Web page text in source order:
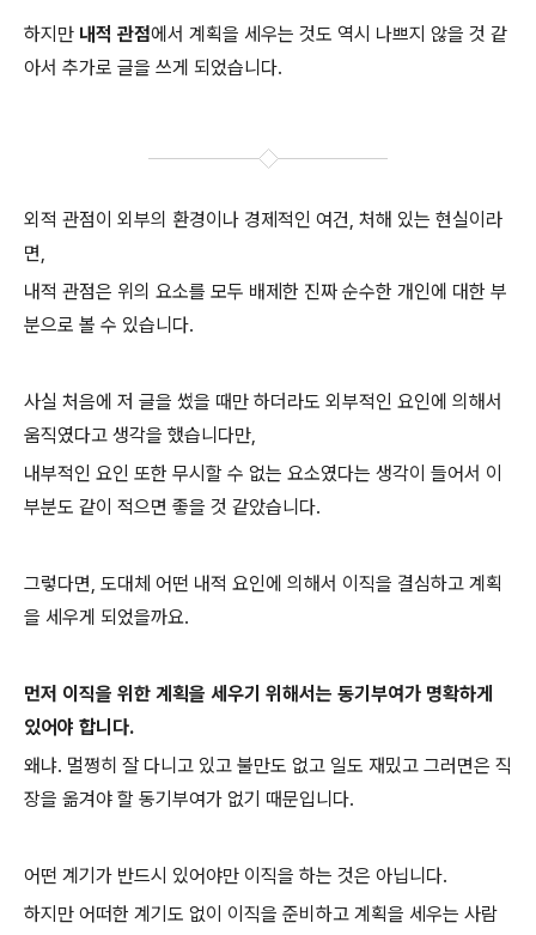
하지만 내적 관점에서 계획을 세우는 것도 역시 나쁘지 않을 것 같
아서 추가로 글을 쓰게 되었습니다.
외적 관점이 외부의 환경이나 경제적인 여건, 처해 있는 현실이라
면,
내적 관점은 위의 요소를 모두 배제한 진짜 순수한 개인에 대한 부
분으로 볼 수 있습니다.
사실 처음에 저 글을 썼을 때만 하더라도 외부적인 요인에 의해서
움직였다고 생각을 했습니다만,
내부적인 요인 또한 무시할 수 없는 요소였다는 생각이 들어서 이
부분도 같이 적으면 좋을 것 같았습니다.
그렇다면, 도대체 어떤 내적 요인에 의해서 이직을 결심하고 계획
을 세우게 되었을까요.
먼저 이직을 위한 계획을 세우기 위해서는 동기부여가 명확하게
있어야 합니다.
왜냐. 멀쩡히 잘 다니고 있고 불만도 없고 일도 재밌고 그러면은 직
장을 옮겨야 할 동기부여가 없기 때문입니다.
어떤 계기가 반드시 있어야만 이직을 하는 것은 아닙니다.
하지만 어떠한 계기도 없이 이직을 준비하고 계획을 세우는 사람